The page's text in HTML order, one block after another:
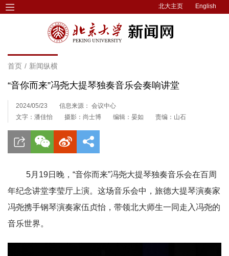
北大主页 English
首页 / 新闻纵横
“音你而来”冯尧大提琴独奏音乐会奏响讲堂
2024/05/23
信息来源： 会议中心
文字：潘佳怡
摄影：尚士博 编辑：晏如 责编：山石
5月19日晚，“音你而来”冯尧大提琴独奏音乐会在百周
年纪念讲堂李莹厅上演。这场音乐会中，旅德大提琴演奏家
冯尧携手钢琴演奏家伍贞怡，带领北大师生一同走入冯尧的
音乐世界。